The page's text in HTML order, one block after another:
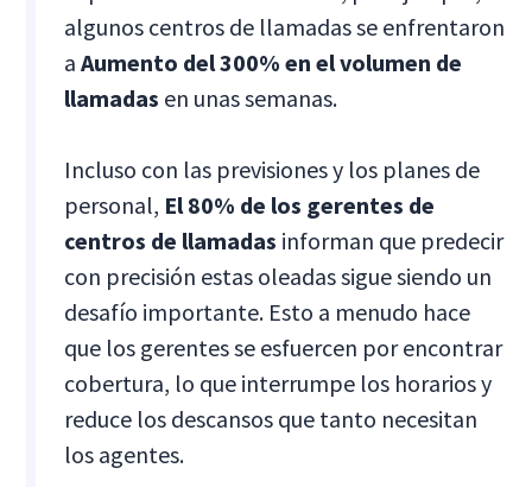
algunos centros de llamadas se enfrentaron
aAumento del 300% en el volumen de
llamadas en unas semanas.
Incluso con las previsiones y los planes de
personal, El 80% de los gerentes de
centros de llamadas informan que predecir
con precisión estas oleadas sigue siendo un
desafío importante. Esto a menudo hace
que los gerentes se esfuercen por encontrar
cobertura, lo que interrumpe los horarios y
reduce los descansos que tanto necesitan
los agentes.